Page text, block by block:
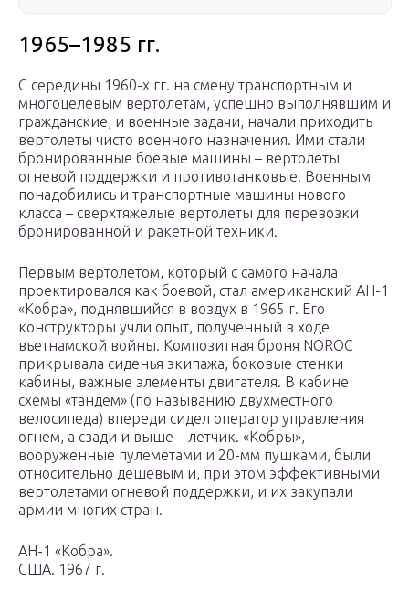
1965–1985 гг.
С середины 1960-х гг. на смену транспортным и
многоцелевым вертолетам, успешно выполнявшим и
гражданские, и военные задачи, начали приходить
вертолеты чисто военного назначения. Ими стали
бронированные боевые машины – вертолеты
огневой поддержки и противотанковые. Военным
понадобились и транспортные машины нового
класса – сверхтяжелые вертолеты для перевозки
бронированной и ракетной техники.
Первым вертолетом, который с самого начала
проектировался как боевой, стал американский АН-1
«Кобра», поднявшийся в воздух в 1965 г. Его
конструкторы учли опыт, полученный в ходе
вьетнамской войны. Композитная броня NOROC
прикрывала сиденья экипажа, боковые стенки
кабины, важные элементы двигателя. В кабине
схемы «тандем» (по называнию двухместного
велосипеда) впереди сидел оператор управления
огнем, а сзади и выше – летчик. «Кобры»,
вооруженные пулеметами и 20-мм пушками, были
относительно дешевым и, при этом эффективными
вертолетами огневой поддержки, и их закупали
армии многих стран.
AH-1 «Кобра».
США. 1967 г.